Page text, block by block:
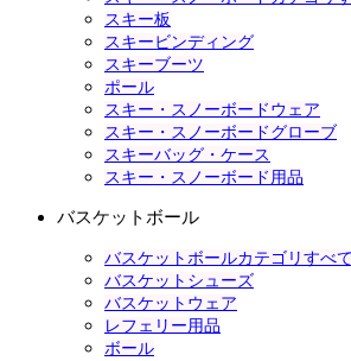
スキー板
スキービンディング
スキーブーツ
ポール
スキー・スノーボードウェア
スキー・スノーボードグローブ
スキーバッグ・ケース
スキー・スノーボード用品
バスケットボール
バスケットボールカテゴリすべて
バスケットシューズ
バスケットウェア
レフェリー用品
ボール